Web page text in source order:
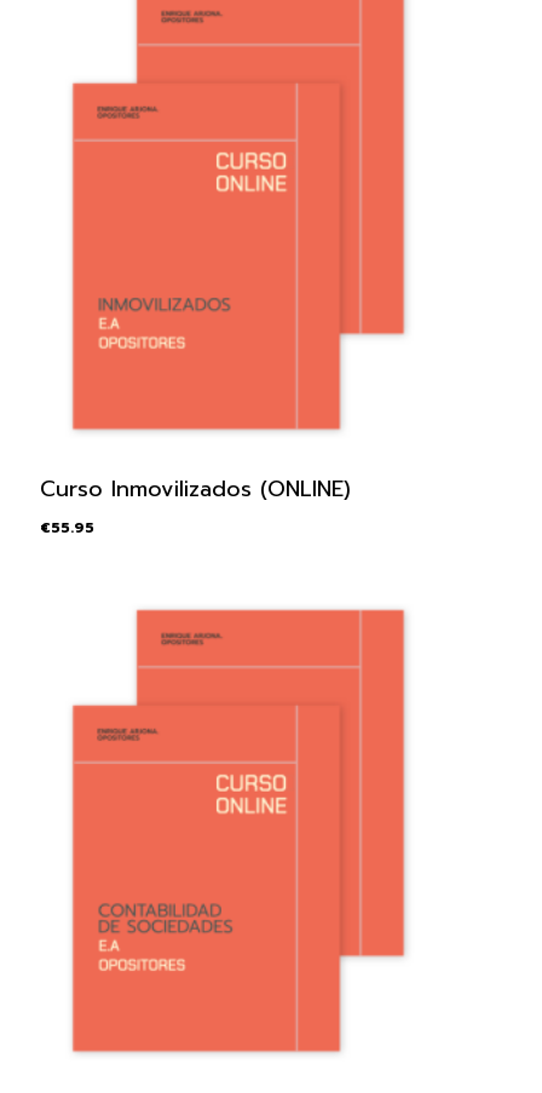
Curso Inmovilizados (ONLINE)
€55.95